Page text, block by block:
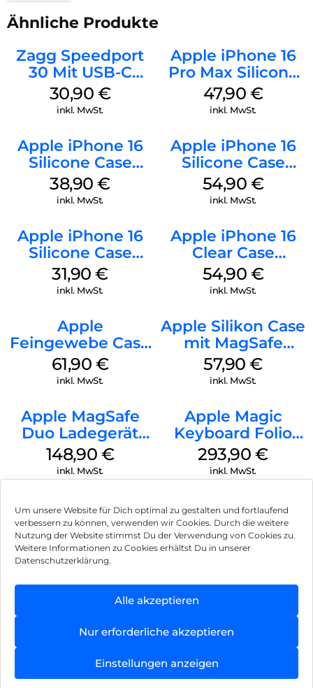
Um unsere Website für Dich optimal zu gestalten und fortlaufend
verbessern zu können, verwenden wir Cookies. Durch die weitere
Nutzung der Website stimmst Du der Verwendung von Cookies zu.
Weitere Informationen zu Cookies erhältst Du in unserer
Datenschutzerklärung.
Alle akzeptieren
Nur erforderliche akzeptieren
Einstellungen anzeigen
Ähnliche Produkte
Zagg Speedport
30 Mit USB-C
Kabel Weiß
30,90 €
inkl. MwSt.
Apple iPhone 16
Pro Max Silicone
Case MagSafe
Black
47,90 €
inkl. MwSt.
Apple iPhone 16
Silicone Case
MagSafe
Ultramarine
38,90€
inkl. MwSt.
Apple iPhone 16
Silicone Case
MagSafe Black
54,90 €
inkl. MwSt.
Apple iPhone 16
Silicone Case
MagSafe Fuchsia
31,90€
inkl. MwSt.
Apple iPhone 16
Clear Case
MagSafe
Transparent
54,90 €
inkl. MwSt.
Apple
Feingewebe Case
iPhone 15 Pro
MagSafe Schwarz
61,90 €
inkl. MwSt.
Apple Silikon Case
mit MagSafe
iPhone 14 Pro
(PRODUCT)RED
57,90€
inkl. MwSt.
Apple MagSafe
Duo Ladegerät
Weiß
148,90 €
inkl. MwSt.
Apple Magic
Keyboard Folio
iPad 10.9″ (10.Gen.)
Weiß
293,90€
inkl. MwSt.
Impressum
Hinweis zur Batterieentsorgung
Newsletter